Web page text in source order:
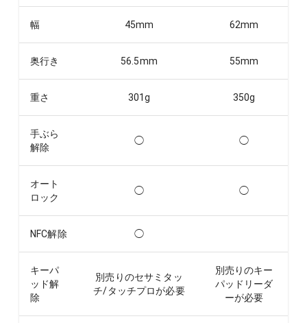
幅 45mm 62mm
奥行き 56.5mm 55mm
重さ 301g 350g
手ぶら
解除
◯ ◯
オート
ロック
◯ ◯
NFC解除 ◯
キーパ
ッド解
除
別売りのセサミタッ
チ/タッチプロが必要
別売りのキー
パッドリーダ
ーが必要